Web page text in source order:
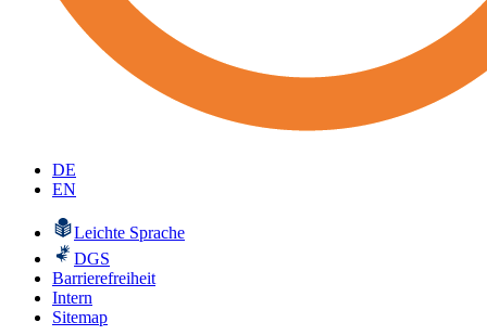
DE
EN
Leichte Sprache
DGS
Barrierefreiheit
Intern
Sitemap